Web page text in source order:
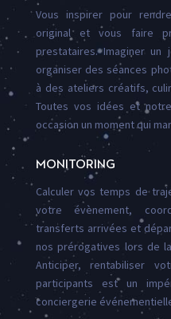
Vous inspirer pour
original et vous faire
prestataires. Imaginer
organiser des séances
à des ateliers créatifs,
Toutes vos idées et
occasion un moment qui
MONITORING
Calculer vos temps de
votre évènement,
transferts arrivées et
nos prérogatives lors de
Anticiper, rentabiliser
participants est un
conciergerie